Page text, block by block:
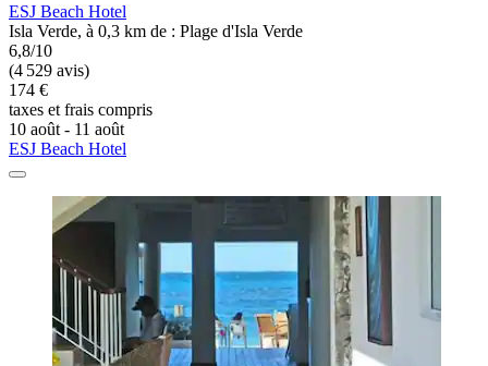
ESJ Beach Hotel
Isla Verde, à 0,3 km de : Plage d'Isla Verde
6,8/10
(4 529 avis)
174 €
taxes et frais compris
10 août - 11 août
ESJ Beach Hotel